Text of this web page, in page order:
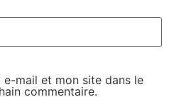
mail et mon site dans le
commentaire.